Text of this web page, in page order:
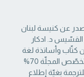
عن كنيسة لبنان
القسّيس د. ادكار
من 40 متطوّعًا من كتّاب وأساتذة لغة
‏وإخراج ومصوّرين وفريق تسويق وإداريّين. تُخصّص المجلّة 70%
للكتّاب الوطنيّين ‏وتترك 30% للترجمة بغيّة إطلاع